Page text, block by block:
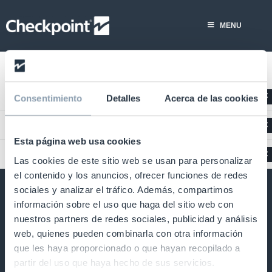
Consentimiento Detalles Acerca de las cookies
Esta página web usa cookies
Las cookies de este sitio web se usan para personalizar
el contenido y los anuncios, ofrecer funciones de redes
sociales y analizar el tráfico. Además, compartimos
información sobre el uso que haga del sitio web con
nuestros partners de redes sociales, publicidad y análisis
web, quienes pueden combinarla con otra información
que les haya proporcionado o que hayan recopilado a
partir del uso que haya hecho de sus servicios.
al
contenido
MENU
Oficinas en México
Oficinas en Argentina
Oficinas en Chile
Categorías de productos
Soluciones RFID
Ayuda y apoyo
Ponte en contacto